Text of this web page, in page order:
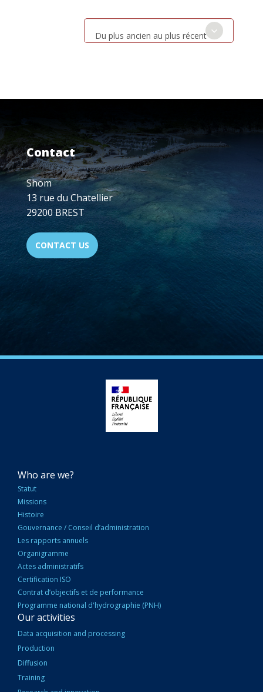
Du plus ancien au plus récent
Contact
Shom
13 rue du Chatellier
29200 BREST
CONTACT US
NAVIGATION
PRINCIPALE
Who are we?
Statut
Missions
Histoire
Gouvernance / Conseil d’administration
Les rapports annuels
Organigramme
Actes administratifs
Certification ISO
Contrat d’objectifs et de performance
Programme national d'hydrographie (PNH)
Our activities
Data acquisition and processing
Production
Diffusion
Training